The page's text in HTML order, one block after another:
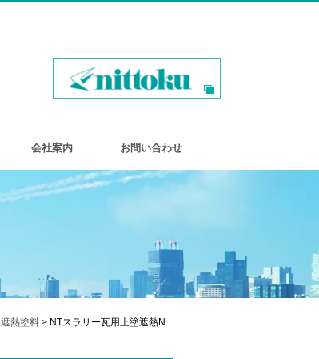
会社案内 お問い合わせ
遮熱塗料 > NTスラリー瓦用上塗遮熱N